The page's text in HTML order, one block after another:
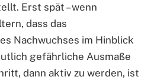
Erst spät – wenn
dass das
Nachwuchses im Hinblick
gefährliche Ausmaße
dann aktiv zu werden, ist